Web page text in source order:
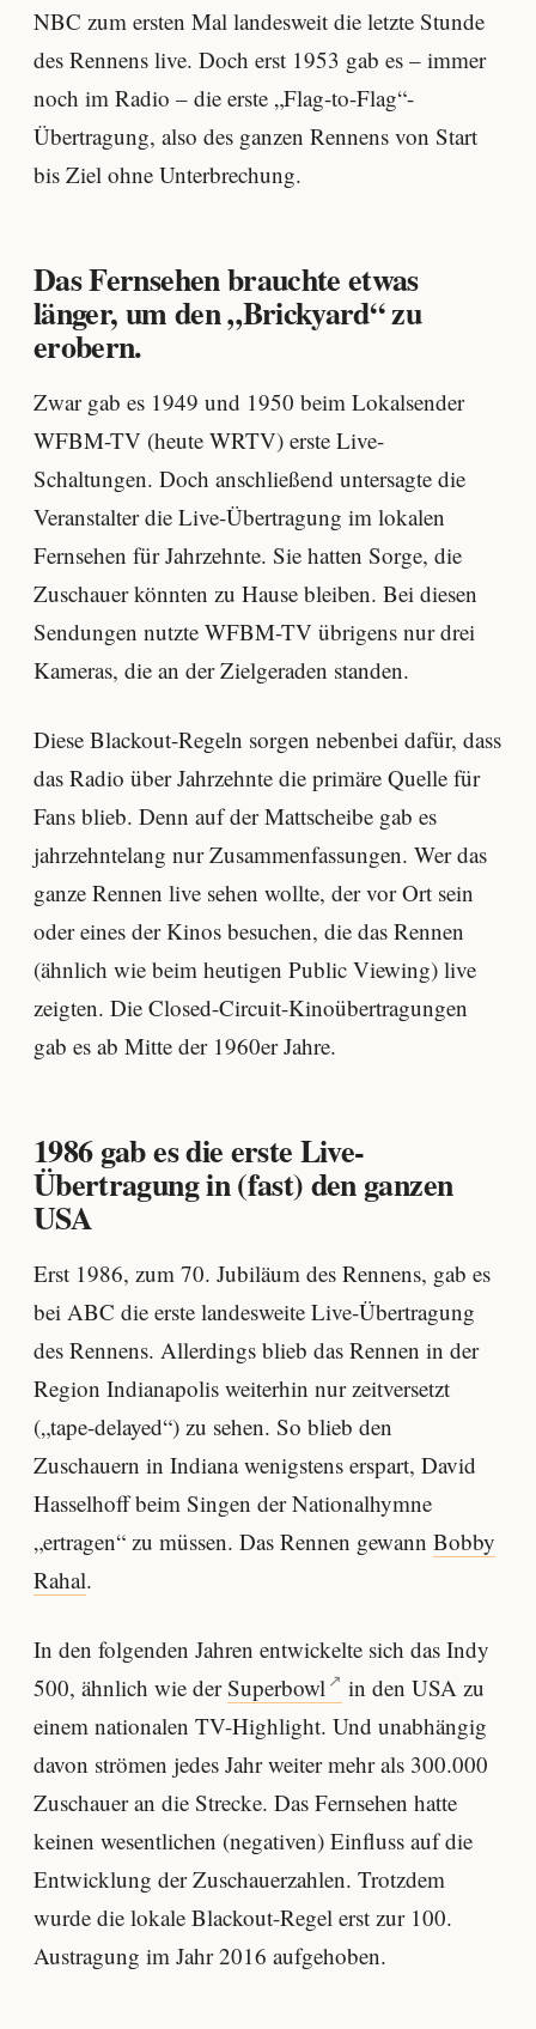
NBC zum ersten Mal landesweit die letzte Stunde
des Rennens live. Doch erst 1953 gab es – immer
noch im Radio – die erste „Flag-to-Flag“-
Übertragung, also des ganzen Rennens von Start
bis Ziel ohne Unterbrechung.
Das Fernsehen brauchte etwas
länger, um den „Brickyard“ zu
erobern.
Zwar gab es 1949 und 1950 beim Lokalsender
WFBM-TV (heute WRTV) erste Live-
Schaltungen. Doch anschließend untersagte die
Veranstalter die Live-Übertragung im lokalen
Fernsehen für Jahrzehnte. Sie hatten Sorge, die
Zuschauer könnten zu Hause bleiben. Bei diesen
Sendungen nutzte WFBM-TV übrigens nur drei
Kameras, die an der Zielgeraden standen.
Diese Blackout-Regeln sorgen nebenbei dafür, dass
das Radio über Jahrzehnte die primäre Quelle für
Fans blieb. Denn auf der Mattscheibe gab es
jahrzehntelang nur Zusammenfassungen. Wer das
ganze Rennen live sehen wollte, der vor Ort sein
oder eines der Kinos besuchen, die das Rennen
(ähnlich wie beim heutigen Public Viewing) live
zeigten. Die Closed-Circuit-Kinoübertragungen
gab es ab Mitte der 1960er Jahre.
1986 gab es die erste Live-
Übertragung in (fast) den ganzen
USA
Erst 1986, zum 70. Jubiläum des Rennens, gab es
bei ABC die erste landesweite Live-Übertragung
des Rennens. Allerdings blieb das Rennen in der
Region Indianapolis weiterhin nur zeitversetzt
(„tape-delayed“) zu sehen. So blieb den
Zuschauern in Indiana wenigstens erspart, David
Hasselhoff beim Singen der Nationalhymne
„ertragen“ zu müssen. Das Rennen gewann Bobby
Rahal.
In den folgenden Jahren entwickelte sich das Indy
500, ähnlich wie derSuperbowl
in den USA zu
einem nationalen TV-Highlight. Und unabhängig
davon strömen jedes Jahr weiter mehr als 300.000
Zuschauer an die Strecke. Das Fernsehen hatte
keinen wesentlichen (negativen) Einfluss auf die
Entwicklung der Zuschauerzahlen. Trotzdem
wurde die lokale Blackout-Regel erst zur 100.
Austragung im Jahr 2016 aufgehoben.